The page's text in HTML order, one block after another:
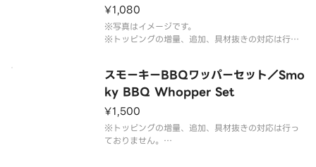
¥1,080
※写真はイメージです。
※トッピングの増量、追加、具材抜きの対応は行っ
スモーキーBBQワッパーセット／Smo
ky BBQ Whopper Set
¥1,500
※トッピングの増量、追加、具材抜きの対応は行っ
ておりません。